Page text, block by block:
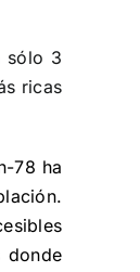
sólo 3
ricas
78 ha
donde